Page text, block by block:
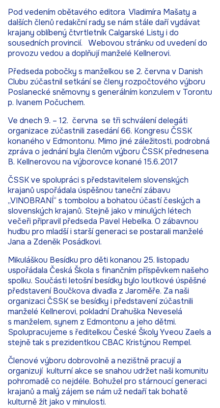
Pod vedením obětavého editora Vladimíra Mašaty a
dalších členů redakční rady se nám stále daří vydávat
krajany oblíbený čtvrtletník Calgarské Listy i do
sousedních provincií. Webovou stránku od uvedení do
provozu vedou a doplňují manželé Kellnerovi.
Předseda pobočky s manželkou se 2. června v Danish
Clubu zúčastnil setkání se členy rozpočtového výboru
Poslanecké sněmovny s generálním konzulem v Torontu
p. Ivanem Počuchem.
Ve dnech 9. – 12. června se tři schválení delegáti
organizace zúčastnili zasedání 66. Kongresu ČSSK
konaného v Edmontonu. Mimo jiné záležitosti, podrobná
zpráva o jednání byla členům výboru ČSSK přednesena
B. Kellnerovou na výborovce konané 15.6.2017
ČSSK ve spolupráci s představitelem slovenských
krajanů uspořádala úspěšnou taneční zábavu
„VINOBRANÍ“ s tombolou a bohatou účastí českých a
slovenských krajanů. Stejně jako v minulých létech
večeři připravil předseda Pavel Hebelka. O zábavnou
hudbu pro mladší i starší generaci se postarali manželé
Jana a Zdeněk Posádkovi.
Mikuláškou Besídku pro děti konanou 25. listopadu
uspořádala Česká Škola s finančním příspěvkem našeho
spolku. Součásti letošní besídky bylo loutkové úspěšné
představení Boučkova divadla z Jaroměře. Za naši
organizaci ČSSK se besídky i představení zúčastnili
manželé Kellnerovi, pokladní Drahuška Neveselá
s manželem, synem z Edmontonu a jeho dětmi.
Spolupracujeme s ředitelkou České Školy Yveou Zaels a
stejně tak s prezidentkou CBAC Kristýnou Rempel.
Členové výboru dobrovolně a nezištně pracují a
organizují kulturní akce se snahou udržet naši komunitu
pohromadě co nejdéle. Bohužel pro stárnoucí generaci
krajanů a malý zájem se nám už nedaří tak bohatě
kulturně žít jako v minulosti.